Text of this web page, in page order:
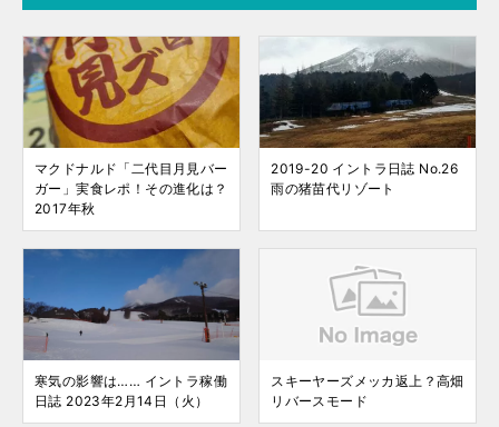
マクドナルド「二代目月見バー
ガー」実食レポ！その進化は？
2017年秋
2019-20 イントラ日誌 No.26
雨の猪苗代リゾート
寒気の影響は…… イントラ稼働
日誌 2023年2月14日（火）
スキーヤーズメッカ返上？高畑
リバースモード